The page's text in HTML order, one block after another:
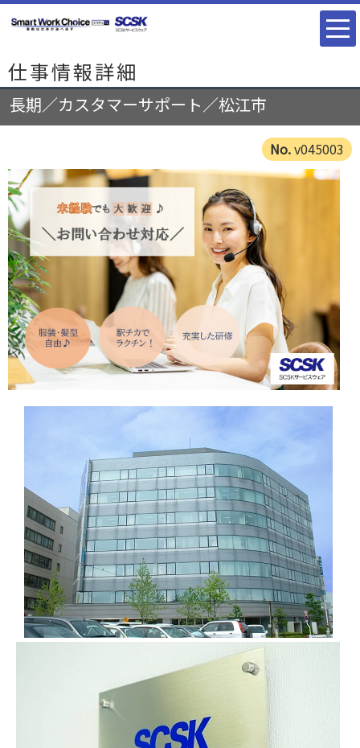
仕事情報詳細
長期／カスタマーサポート／松江市
v045003